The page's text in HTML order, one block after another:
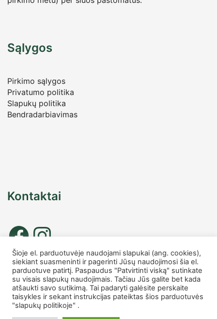
Sąlygos
Pirkimo sąlygos
Privatumo politika
Slapukų politika
Bendradarbiavimas
Kontaktai
Tel. nr.: +37067677885
info@charmshop.lt
MB Charmshop
Įmonės kodas 306007816
Šioje el. parduotuvėje naudojami slapukai (ang. cookies),
siekiant suasmeninti ir pagerinti Jūsų naudojimosi šia el.
parduotuve patirtį. Paspaudus "Patvirtinti viską" sutinkate
su visais slapukų naudojimais. Tačiau Jūs galite bet kada
atšaukti savo sutikimą. Tai padaryti galėsite perskaite
taisykles ir sekant instrukcijas pateiktas šios parduotuvės
"slapukų politikoje" .